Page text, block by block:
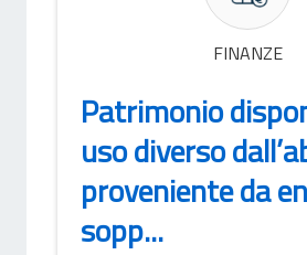
FINANZE
Patrimonio
uso diverso
proveniente da
sopp...